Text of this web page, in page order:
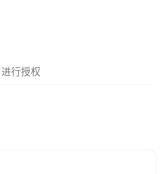
进行授权